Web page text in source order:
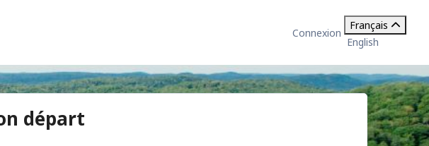
Connexion
Français
English
départ